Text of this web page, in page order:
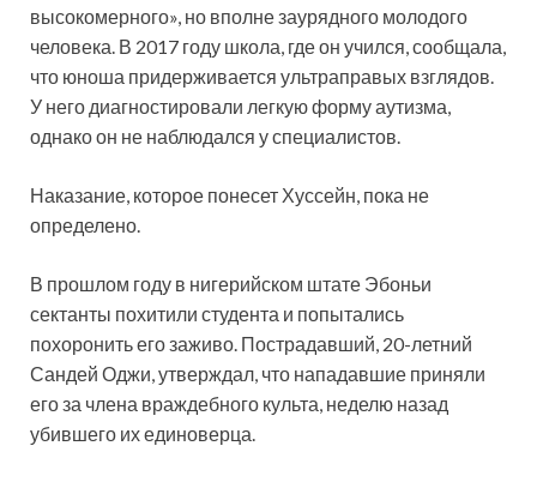
высокомерного», но вполне заурядного молодого
человека. В 2017 году школа, где он учился, сообщала,
что юноша придерживается ультраправых взглядов.
У него диагностировали легкую форму аутизма,
однако он не наблюдался у специалистов.
Наказание, которое понесет Хуссейн, пока не
определено.
В прошлом году в нигерийском штате Эбоньи
сектанты похитили студента и попытались
похоронить его заживо. Пострадавший, 20-летний
Сандей Оджи, утверждал, что нападавшие приняли
его за члена враждебного культа, неделю назад
убившего их единоверца.